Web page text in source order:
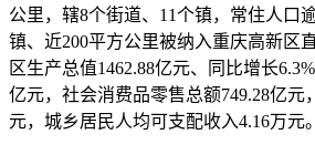
公里，辖8个街道、11个镇，常住人口
镇、近200平方公里被纳入重庆高新区
区生产总值1462.88亿元、同比增长
亿元，社会消费品零售总额749.28亿元
元，城乡居民人均可支配收入4.16万元。